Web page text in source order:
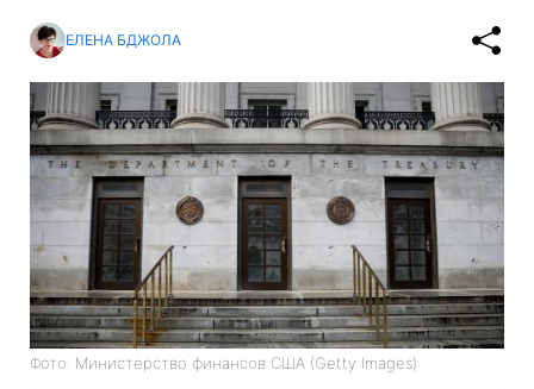
ЕЛЕНА БДЖОЛА
Фото: Министерство финансов СШA (Getty Images)